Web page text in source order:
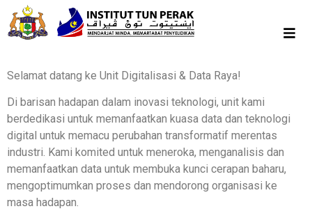
Selamat datang ke Unit Digitalisasi & Data Raya!
Di barisan hadapan dalam inovasi teknologi, unit kami
berdedikasi untuk memanfaatkan kuasa data dan teknologi
digital untuk memacu perubahan transformatif merentas
industri. Kami komited untuk meneroka, menganalisis dan
memanfaatkan data untuk membuka kunci cerapan baharu,
mengoptimumkan proses dan mendorong organisasi ke
masa hadapan.